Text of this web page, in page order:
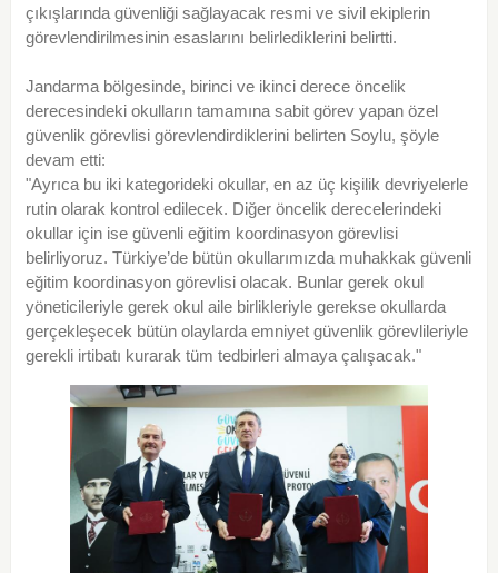
çıkışlarında güvenliği sağlayacak resmi ve sivil ekiplerin
görevlendirilmesinin esaslarını belirlediklerini belirtti.
Jandarma bölgesinde, birinci ve ikinci derece öncelik
derecesindeki okulların tamamına sabit görev yapan özel
güvenlik görevlisi görevlendirdiklerini belirten Soylu, şöyle
devam etti:
"Ayrıca bu iki kategorideki okullar, en az üç kişilik devriyelerle
rutin olarak kontrol edilecek. Diğer öncelik derecelerindeki
okullar için ise güvenli eğitim koordinasyon görevlisi
belirliyoruz. Türkiye’de bütün okullarımızda muhakkak güvenli
eğitim koordinasyon görevlisi olacak. Bunlar gerek okul
yöneticileriyle gerek okul aile birlikleriyle gerekse okullarda
gerçekleşecek bütün olaylarda emniyet güvenlik görevlileriyle
gerekli irtibatı kurarak tüm tedbirleri almaya çalışacak."